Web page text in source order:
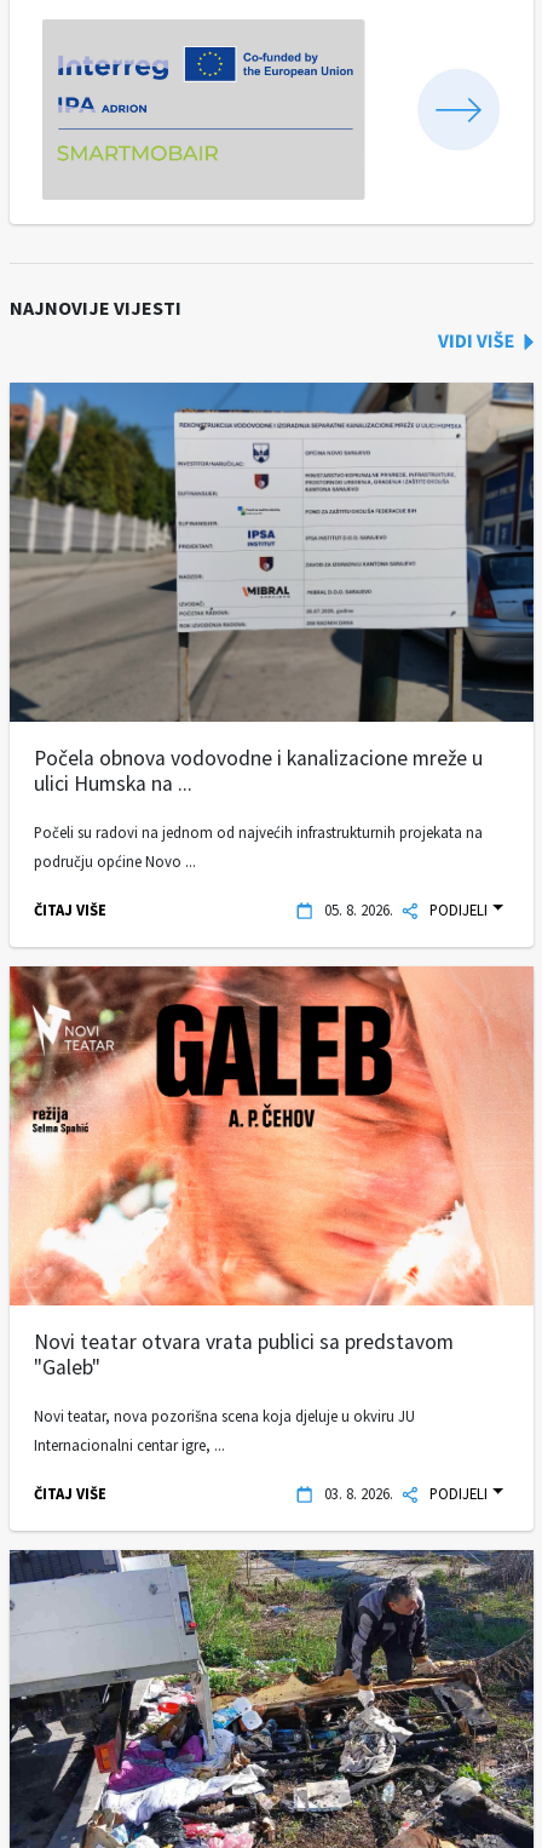
NAJNOVIJE VIJESTI
Počela obnova vodovodne i kanalizacione mreže u
ulici Humska na ...
Počeli su radovi na jednom od najvećih infrastrukturnih projekata na
području općine Novo ...
ČITAJ VIŠE 05. 8. 2026. PODIJELI
Novi teatar otvara vrata publici sa predstavom
"Galeb"
Novi teatar, nova pozorišna scena koja djeluje u okviru JU
Internacionalni centar igre, ...
ČITAJ VIŠE 03. 8. 2026. PODIJELI